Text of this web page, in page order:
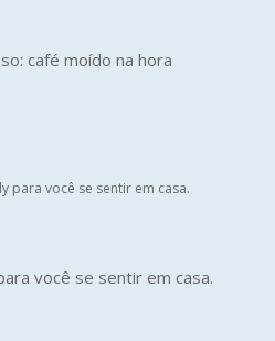
café moído na hora
você se sentir em casa.